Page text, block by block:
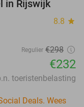
in Rijswijk
8.8 star
Regulier €298
€232
toeristenbelasting
Deals. Wees